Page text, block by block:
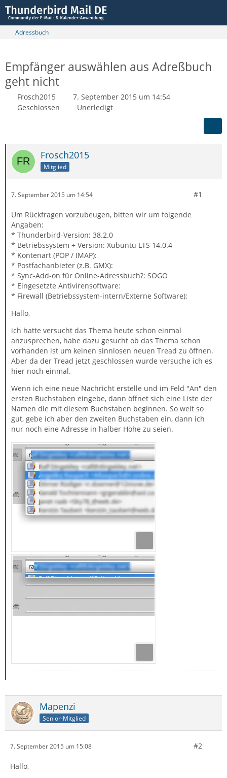
Adressbuch
Empfänger auswählen aus Adreßbuch
geht nicht
Frosch2015
7. September 2015 um 14:54
Geschlossen
Unerledigt
Frosch2015
Mitglied
7. September 2015 um 14:54 #1
Um Rückfragen vorzubeugen, bitten wir um folgende
Angaben:
* Thunderbird-Version: 38.2.0
* Betriebssystem + Version: Xubuntu LTS 14.0.4
* Kontenart (POP / IMAP):
* Postfachanbieter (z.B. GMX):
* Sync-Add-on für Online-Adressbuch?: SOGO
* Eingesetzte Antivirensoftware:
* Firewall (Betriebssystem-intern/Externe Software):
Hallo,
ich hatte versucht das Thema heute schon einmal
anzusprechen, habe dazu gesucht ob das Thema schon
vorhanden ist um keinen sinnlosen neuen Tread zu öffnen.
Aber da der Tread jetzt geschlossen wurde versuche ich es
hier noch einmal.
Wenn ich eine neue Nachricht erstelle und im Feld "An" den
ersten Buchstaben eingebe, dann öffnet sich eine Liste der
Namen die mit diesem Buchstaben beginnen. So weit so
gut, gebe ich aber den zweiten Buchstaben ein, dann ich
nur noch eine Adresse in halber Höhe zu seien.
Mapenzi
Senior-Mitglied
7. September 2015 um 15:08 #2
Hallo,